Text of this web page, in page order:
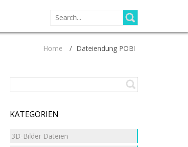
SEARCH
FOR:
Home / Dateiendung POBI
KATEGORIEN
3D-Bilder Dateien